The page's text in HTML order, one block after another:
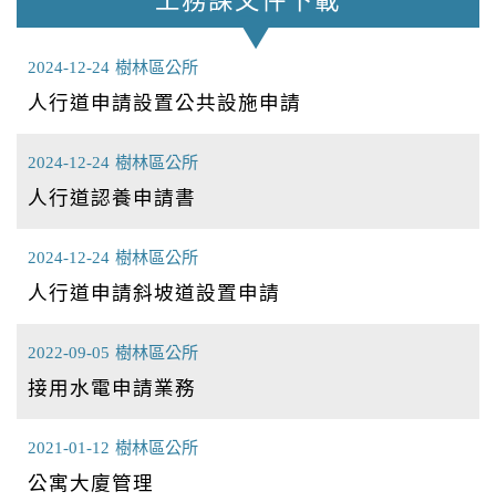
2024-12-24 樹林區公所
人行道申請設置公共設施申請
2024-12-24 樹林區公所
人行道認養申請書
2024-12-24 樹林區公所
人行道申請斜坡道設置申請
2022-09-05 樹林區公所
接用水電申請業務
2021-01-12 樹林區公所
公寓大廈管理